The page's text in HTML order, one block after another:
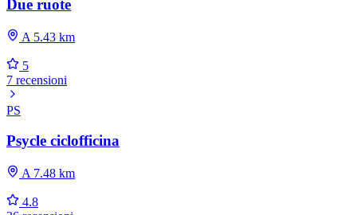
Due ruote
A 5.43 km
5
7 recensioni
PS
Psycle ciclofficina
A 7.48 km
4.8